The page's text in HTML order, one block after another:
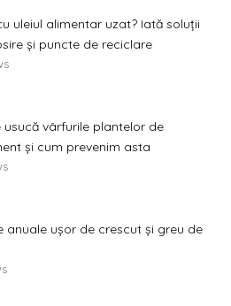
uleiul alimentar uzat? Iată soluții
și puncte de reciclare
usucă vârfurile plantelor de
și cum prevenim asta
anuale ușor de crescut și greu de